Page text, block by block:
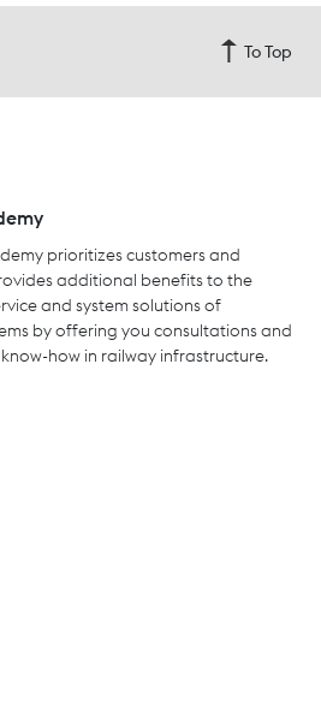
To Top
prioritizes customers and
additional benefits to the
and system solutions of
by offering you consultations and
how in railway infrastructure.